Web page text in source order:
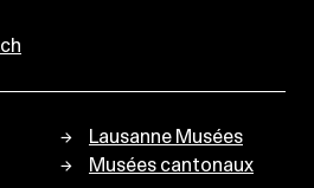
Lausanne Musées
Musées cantonaux